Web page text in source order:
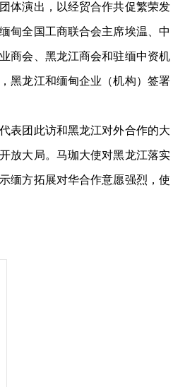
体演出，以经贸合作共促繁荣发
甸全国工商联合会主席埃温、中
商会、黑龙江商会和驻缅中资机
黑龙江和缅甸企业（机构）签署
表团此访和黑龙江对外合作的大
放大局。马珈大使对黑龙江落实
缅方拓展对华合作意愿强烈，使